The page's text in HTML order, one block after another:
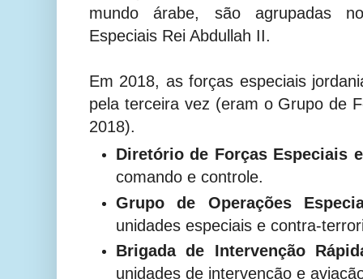
mundo árabe, são agrupadas
Especiais Rei Abdullah II.
Em 2018, as forças especiais
pela terceira vez (eram o Grupo de
2018).
Diretório de Forças Especiais
comando e controle.
Grupo de Operações
unidades especiais e contra-
Brigada de Intervenção
unidades de intervenção e